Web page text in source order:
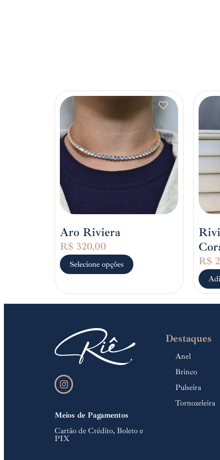
Aro Riviera
R$ 320,00
Selecione opções R$
Meios de Pagamentos
Cartão de Crédito, Boleto e
PIX
Destaques
Anel
Brinco
Pulseira
Tornozeleira